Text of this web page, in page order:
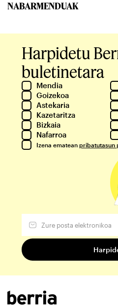
NABARMENDUAK
Harpidetu
buletinetara
Mendia
Goizekoa
Astekaria
Kazetaritza
Bizkaia
Nafarroa
Izena ematean pribatutasun